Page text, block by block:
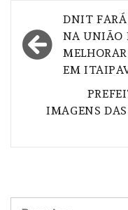
Navegação
de
Post
DNIT
NA UNIÃO
EM
IMAGENS